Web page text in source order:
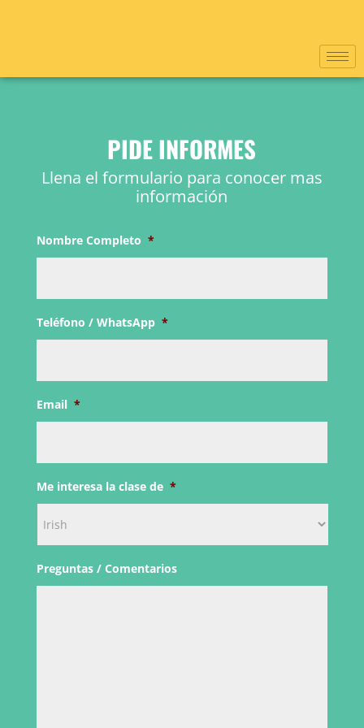
PIDE INFORMES
Llena el formulario para conocer mas
información
Nombre Completo *
Teléfono / WhatsApp *
Email *
Me interesa la clase de *
Preguntas / Comentarios